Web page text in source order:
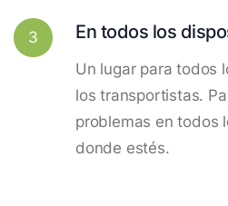
3 En todos los
Un lugar para todos
los transportistas.
problemas en todos
donde estés.